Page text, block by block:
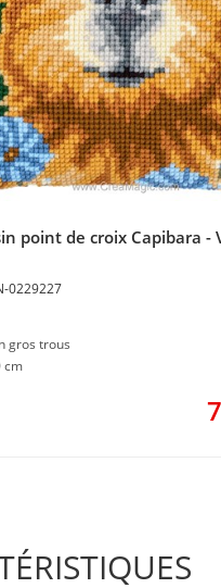
point de croix Capibara -
0229227
gros trous
cm